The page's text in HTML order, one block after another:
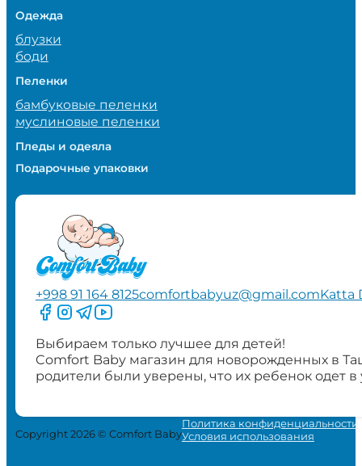
Одежда
блузки
боди
Пеленки
бамбуковые пеленки
муслиновые пеленки
Пледы и одеяла
Подарочные упаковки
+998 91 164 8125comfortbabyuz@gmail.comKatta
Следите за нами на Facebook
Следите за нами в Instagram
Следите за нами в Telegram
Следите за нами в YouTube
Выбираем только лучшее для детей!
Comfort Baby магазин для новорожденных в
родители были уверены, что их ребенок одет
Copyright 2026 © Comfort Baby
Политика конфиденциальности
Условия использования